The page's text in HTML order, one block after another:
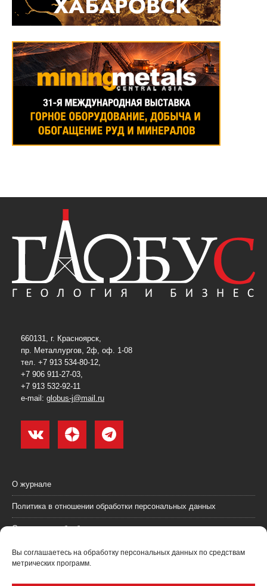
Вы соглашаетесь на обработку персональных данных по средствам
метрических программ.
660131, г. Красноярск,
пр. Металлургов, 2ф, оф. 1-08
тел. +7 913 534-80-12,
+7 906 911-27-03,
+7 913 532-92-11
e-mail: globus-j@mail.ru
О журнале
Политика в отношении обработки персональных данных
Согласие на обработку персональных данных
Пользовательское соглашение (оферта)